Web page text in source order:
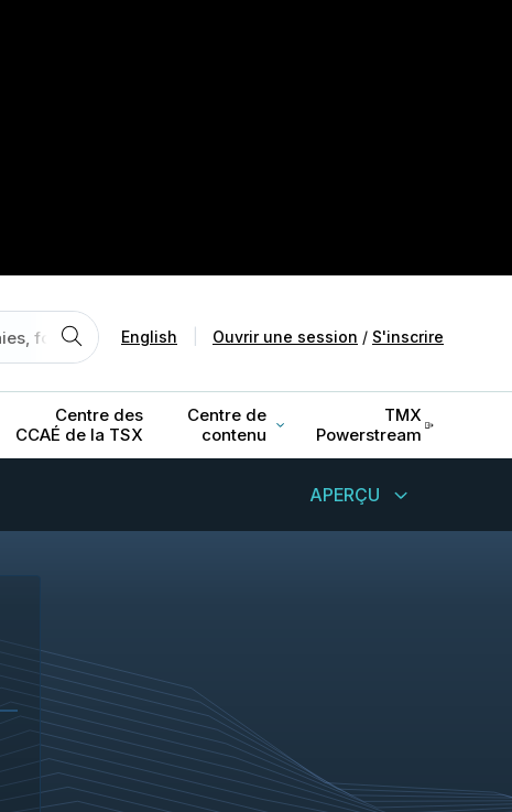
English Ouvrir une session / S'inscrire
Centre des
CCAÉ de la TSX
Centre de
contenu
TMX
Powerstream
APERÇU